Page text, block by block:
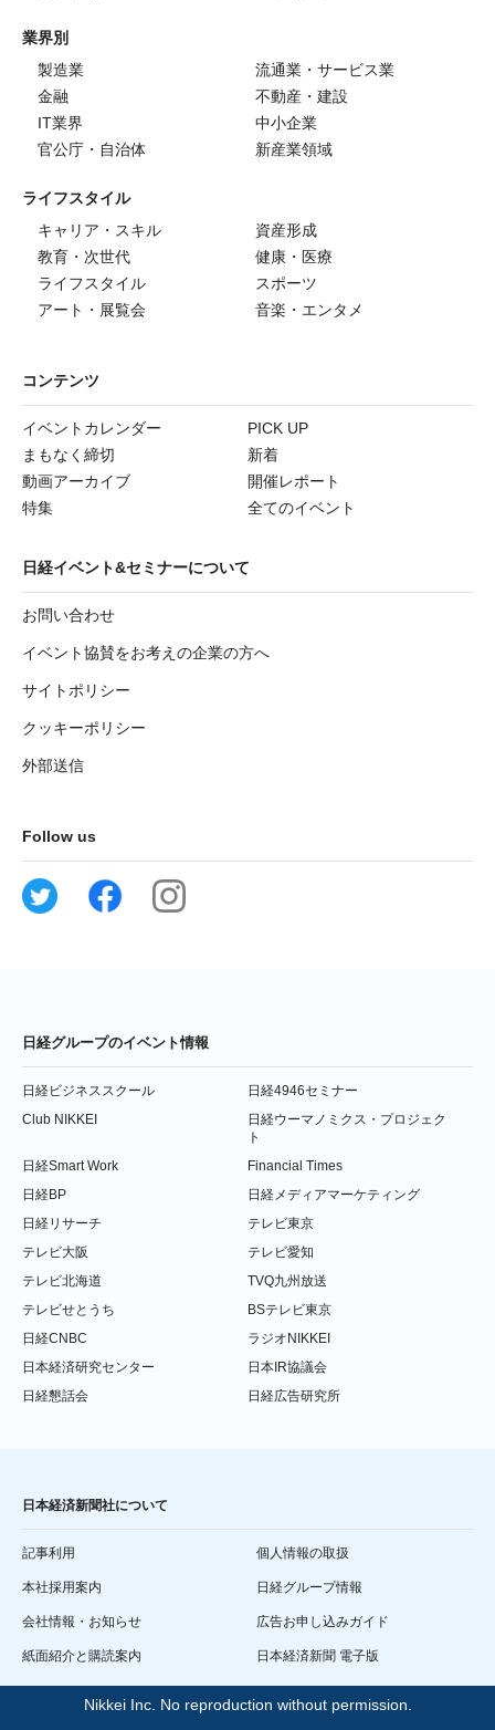
業界別
製造業
流通業・サービス業
金融
不動産・建設
IT業界
中小企業
官公庁・自治体
新産業領域
ライフスタイル
キャリア・スキル
資産形成
教育・次世代
健康・医療
ライフスタイル
スポーツ
アート・展覧会
音楽・エンタメ
コンテンツ
イベントカレンダー
PICK UP
まもなく締切
新着
動画アーカイブ
開催レポート
特集
全てのイベント
日経イベント&セミナーについて
お問い合わせ
イベント協賛をお考えの企業の方へ
サイトポリシー
クッキーポリシー
外部送信
Follow us
日経グループのイベント情報
日経ビジネススクール
日経4946セミナー
Club NIKKEI
日経ウーマノミクス・プロジェク
ト
日経Smart Work
Financial Times
日経BP
日経メディアマーケティング
日経リサーチ
テレビ東京
テレビ大阪
テレビ愛知
テレビ北海道
TVQ九州放送
テレビせとうち
BSテレビ東京
日経CNBC
ラジオNIKKEI
日本経済研究センター
日本IR協議会
日経懇話会
日経広告研究所
日本経済新聞社について
記事利用 個人情報の取扱
本社採用案内 日経グループ情報
会社情報・お知らせ 広告お申し込みガイド
紙面紹介と購読案内 日本経済新聞 電子版
Nikkei Inc. No reproduction without permission.